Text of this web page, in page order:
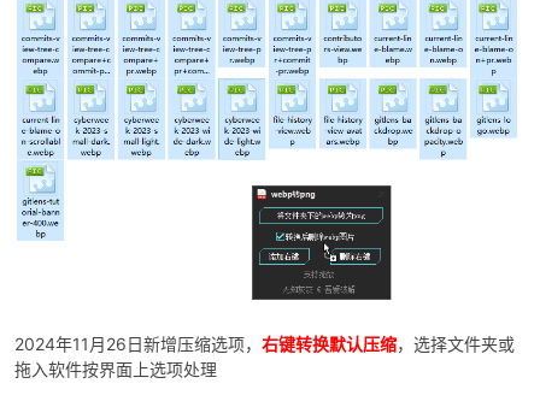
52
2024年11月26日新增压缩选项， 右键转换默认压缩，选择文件夹或
拖入软件按界面上选项处理